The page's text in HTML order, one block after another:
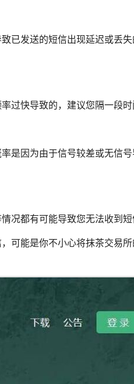
已发送的短信出现延迟或丢
过快导致的，建议您隔一段时
是因为由于信号较差或无信
况都有可能导致您无法收到短
可能是你不小心将抹茶交易